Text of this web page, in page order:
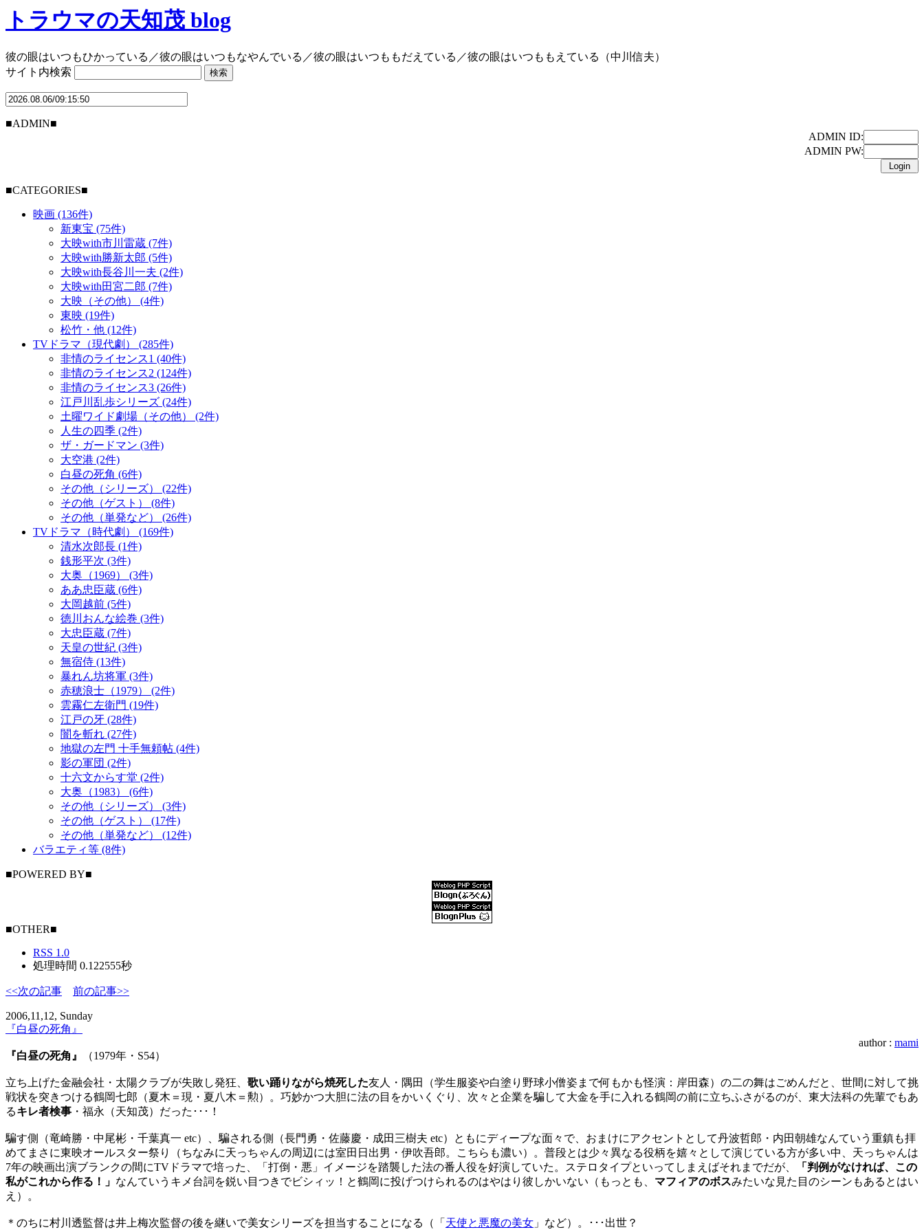
トラウマの天知茂 blog
彼の眼はいつもひかっている／彼の眼はいつもなやんでいる／彼の眼はいつももだえている／彼の眼はいつももえている（中川信夫）
サイト内検索
■ADMIN■
ADMIN ID:
ADMIN PW:
■CATEGORIES■
映画 (136件)
新東宝 (75件)
大映with市川雷蔵 (7件)
大映with勝新太郎 (5件)
大映with長谷川一夫 (2件)
大映with田宮二郎 (7件)
大映（その他） (4件)
東映 (19件)
松竹・他 (12件)
TVドラマ（現代劇） (285件)
非情のライセンス1 (40件)
非情のライセンス2 (124件)
非情のライセンス3 (26件)
江戸川乱歩シリーズ (24件)
土曜ワイド劇場（その他） (2件)
人生の四季 (2件)
ザ・ガードマン (3件)
大空港 (2件)
白昼の死角 (6件)
その他（シリーズ） (22件)
その他（ゲスト） (8件)
その他（単発など） (26件)
TVドラマ（時代劇） (169件)
清水次郎長 (1件)
銭形平次 (3件)
大奥（1969） (3件)
ああ忠臣蔵 (6件)
大岡越前 (5件)
徳川おんな絵巻 (3件)
大忠臣蔵 (7件)
天皇の世紀 (3件)
無宿侍 (13件)
暴れん坊将軍 (3件)
赤穂浪士（1979） (2件)
雲霧仁左衛門 (19件)
江戸の牙 (28件)
闇を斬れ (27件)
地獄の左門 十手無頼帖 (4件)
影の軍団 (2件)
十六文からす堂 (2件)
大奥（1983） (6件)
その他（シリーズ） (3件)
その他（ゲスト） (17件)
その他（単発など） (12件)
バラエティ等 (8件)
■POWERED BY■
■OTHER■
RSS 1.0
処理時間 0.122555秒
<<次の記事 前の記事>>
2006,11,12, Sunday
『白昼の死角』
author : mami
『白昼の死角』
（1979年・S54）
立ち上げた金融会社・太陽クラブが失敗し発狂、 歌い踊りながら焼死した友人・隅田（学生服姿や白塗り野球小僧姿まで何もかも怪演：岸田森）の二の舞はごめんだと、世間に対して挑
戦状を突きつける鶴岡七郎（夏木＝現・夏八木＝勲）。巧妙かつ大胆に法の目をかいくぐり、次々と企業を騙して大金を手に入れる鶴岡の前に立ちふさがるのが、東大法科の先輩でもあ
るキレ者検事 ・福永（天知茂）だった･･･！
騙す側（竜崎勝・中尾彬・千葉真一 etc）、騙される側（長門勇・佐藤慶・成田三樹夫 etc）ともにディープな面々で、おまけにアクセントとして丹波哲郎・内田朝雄なんていう重鎮も拝
めてまさに東映オールスター祭り（ちなみに天っちゃんの周辺には室田日出男・伊吹吾郎。こちらも濃い）。普段とは少々異なる役柄を嬉々として演じている方が多い中、天っちゃんは
7年の映画出演ブランクの間にTVドラマで培った、「打倒・悪」イメージを踏襲した法の番人役を好演していた。ステロタイプといってしまえばそれまでだが、
「判例がなければ、この
私がこれから作る！」 なんていうキメ台詞を鋭い目つきでビシィッ！と鶴岡に投げつけられるのはやはり彼しかいない（もっとも、 マフィアのボスみたいな見た目のシーンもあるとはい
え）。
＊のちに村川透監督は井上梅次監督の後を継いで美女シリーズを担当することになる（「 天使と悪魔の美女 」など）。･･･出世？